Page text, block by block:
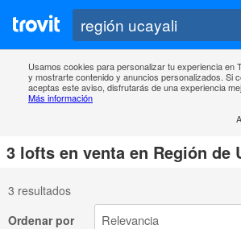
Usamos cookies para personalizar tu experiencia en
y mostrarte contenido y anuncios personalizados. Si
aceptas este aviso, disfrutarás de una experiencia
Más información
3 lofts en venta en Región de
3 resultados
Ordenar por